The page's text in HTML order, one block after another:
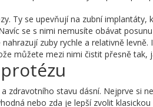
Ty se upevňují na zubní implantáty,
se s nimi nemusíte obávat
zuby rychle a relativně
můžete mezi nimi čistit přesně tak,
zdravotního stavu dásní. Nejprve si
nebo zda je lepší zvolit klasickou